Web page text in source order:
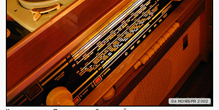
06 НОЯБРЯ 2002